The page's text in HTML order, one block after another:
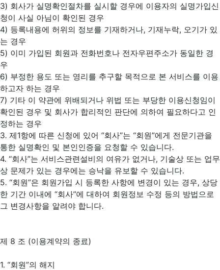
3) 회사가 실명확인절차를 실시할 경우에 이용자의 실명가입신
청이 사실 아님이 확인된 경우
4) 등록내용에 허위의 정보를 기재하거나, 기재누락, 오기가 있
는 경우
5) 이미 가입된 회원과 전화번호나 전자우편주소가 동일한 경
우
6) 부정한 용도 또는 영리를 추구할 목적으로 본 서비스를 이용
하고자 하는 경우
7) 기타 이 약관에 위배되거나 위법 또는 부당한 이용신청임이
확인된 경우 및 회사가 합리적인 판단에 의하여 필요하다고 인
정하는 경우
3. 제1항에 따른 신청에 있어 “회사”는 “회원”에게 전문기관을
통한 실명확인 및 본인인증을 요청할 수 있습니다.
4. “회사”는 서비스관련설비의 여유가 없거나, 기술상 또는 업무
상 문제가 있는 경우에는 승낙을 유보할 수 있습니다.
5. “회원”은 회원가입 시 등록한 사항에 변경이 있는 경우, 상당
한 기간 이내에 “회사”에 대하여 회원정보 수정 등의 방법으로
그 변경사항을 알려야 합니다.
제 8 조 (이용계약의 종료)
1. “회원”의 해지